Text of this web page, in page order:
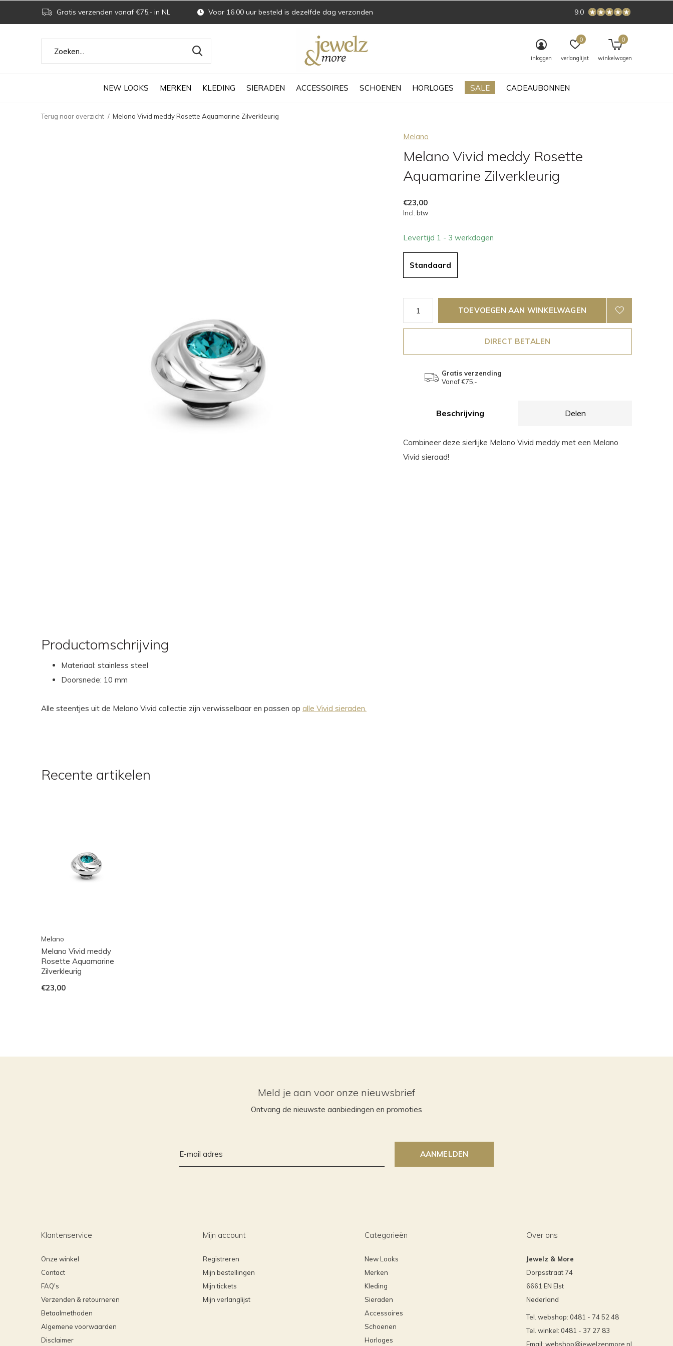
NEW LOOKS MERKEN KLEDING SIERADEN ACCESSOIRES SCHOENEN HORLOGES SALE CADEAUBONNEN
inloggen verlanglijst
0
winkelwagen
0
Gratis verzenden vanaf €75,- in NL Voor 16.00 uur besteld is dezelfde dag verzonden 9.0
Terug naar overzicht Melano Vivid meddy Rosette Aquamarine Zilverkleurig
Melano
Melano Vivid meddy Rosette
Aquamarine Zilverkleurig
€23,00
Incl. btw
Levertijd 1 - 3 werkdagen
Standaard
TOEVOEGEN AAN WINKELWAGEN
DIRECT BETALEN
Gratis verzending
Vanaf €75,-
Beschrijving Delen
Combineer deze sierlijke Melano Vivid meddy met een Melano
Vivid sieraad!
Productomschrijving
Materiaal: stainless steel
Doorsnede: 10 mm
Alle steentjes uit de Melano Vivid collectie zijn verwisselbaar en passen op alle Vivid sieraden.
Recente artikelen
Melano
Melano Vivid meddy
Rosette Aquamarine
Zilverkleurig
€23,00
Meld je aan voor onze nieuwsbrief
Ontvang de nieuwste aanbiedingen en promoties
AANMELDEN
Klantenservice
Onze winkel
Contact
FAQ's
Verzenden & retourneren
Betaalmethoden
Algemene voorwaarden
Disclaimer
Mijn account
Registreren
Mijn bestellingen
Mijn tickets
Mijn verlanglijst
Categorieën
New Looks
Merken
Kleding
Sieraden
Accessoires
Schoenen
Horloges
Over ons
Jewelz & More
Dorpsstraat 74
6661 EN Elst
Nederland
Tel. webshop: 0481 - 74 52 48
Tel. winkel: 0481 - 37 27 83
Email: webshop@jewelzenmore.nl